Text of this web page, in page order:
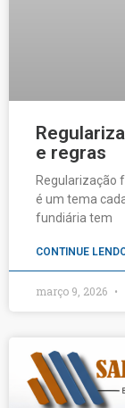
e regras
Regularização
é um tema
fundiária tem
CONTINUE
março 9, 2026